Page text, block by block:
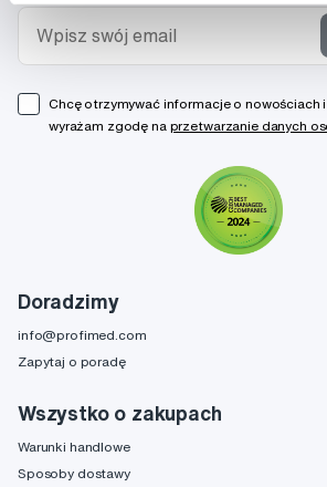
Doradzimy
info@profimed.com
Zapytaj o poradę
Wszystko o zakupach
Warunki handlowe
Sposoby dostawy
Chcę otrzymywać informacje o nowościach
wyrażam zgodę na przetwarzanie danych